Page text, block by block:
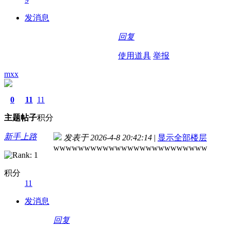
发消息
回复
使用道具 举报
mxx
0
主题
11
帖子
11
积分
新手上路
积分
11
发消息
发表于 2026-4-8 20:42:14 | 显示全部楼层
wwwwwwwwwwwwwwwwwwwwwwwww
回复